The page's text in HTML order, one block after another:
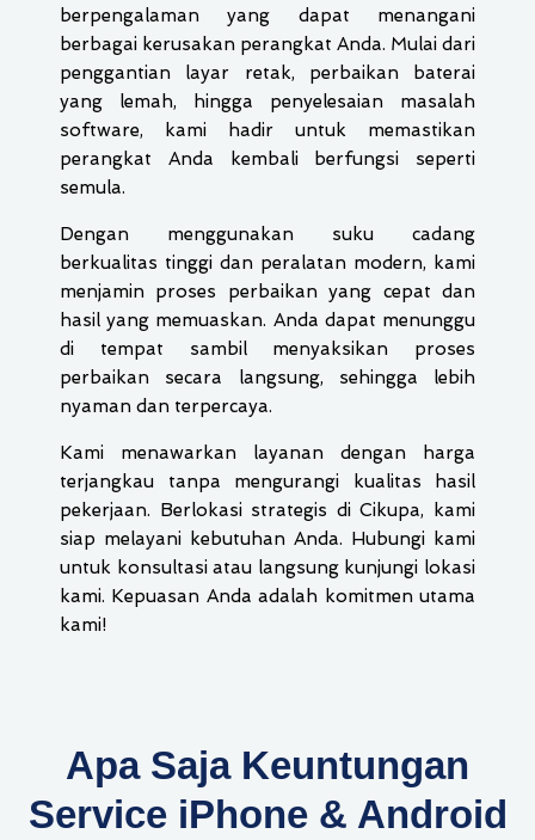
berpengalaman yang dapat menangani
berbagai kerusakan perangkat Anda. Mulai dari
penggantian layar retak, perbaikan baterai
yang lemah, hingga penyelesaian masalah
software, kami hadir untuk memastikan
perangkat Anda kembali berfungsi seperti
semula.
Dengan menggunakan suku cadang
berkualitas tinggi dan peralatan modern, kami
menjamin proses perbaikan yang cepat dan
hasil yang memuaskan. Anda dapat menunggu
di tempat sambil menyaksikan proses
perbaikan secara langsung, sehingga lebih
nyaman dan terpercaya.
Kami menawarkan layanan dengan harga
terjangkau tanpa mengurangi kualitas hasil
pekerjaan. Berlokasi strategis di Cikupa, kami
siap melayani kebutuhan Anda. Hubungi kami
untuk konsultasi atau langsung kunjungi lokasi
kami. Kepuasan Anda adalah komitmen utama
kami!
Apa Saja Keuntungan
Service iPhone & Android